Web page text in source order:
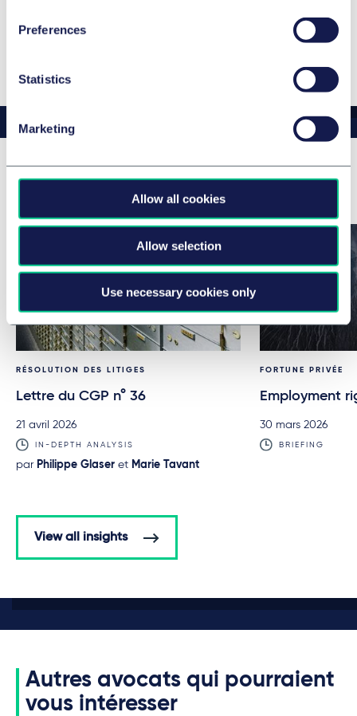
Preferences
Statistics
Marketing
Allow all cookies
Allow selection
Use necessary cookies only
RÉSOLUTION DES LITIGES
Lettre du CGP n° 36
21 avril 2026
IN-DEPTH ANALYSIS
par Philippe Glaser et Marie Tavant
FORTUNE PRIVÉE
Employment
30 mars 2026
BRIEFING
View all insights
Autres avocats qui pourraient
vous intéresser